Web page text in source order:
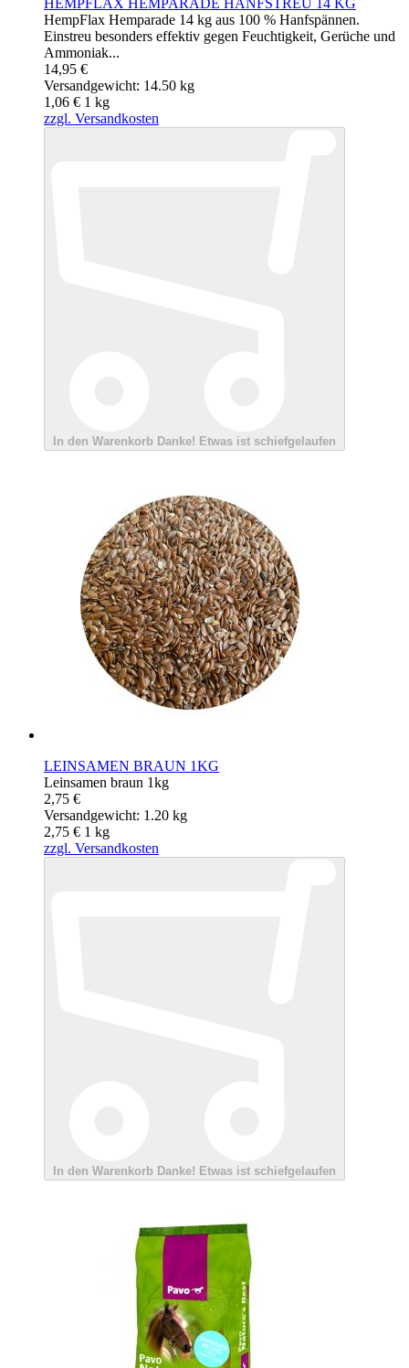
HEMPFLAX HEMPARADE HANFSTREU 14 KG
HempFlax Hemparade 14 kg aus 100 % Hanfspännen.
Einstreu besonders effektiv gegen Feuchtigkeit, Gerüche und
Ammoniak...
14,95 €
Versandgewicht: 14.50 kg
1,06 € 1 kg
zzgl. Versandkosten
In den Warenkorb Danke! Etwas ist schiefgelaufen
LEINSAMEN BRAUN 1KG
Leinsamen braun 1kg
2,75 €
Versandgewicht: 1.20 kg
2,75 € 1 kg
zzgl. Versandkosten
In den Warenkorb Danke! Etwas ist schiefgelaufen